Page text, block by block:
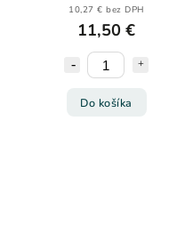
10,27 € bez DPH
11,50 €
Do košíka